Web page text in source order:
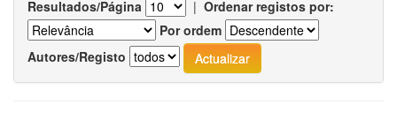
Resultados/Página | Ordenar registos por:
Por ordem
Autores/Registo